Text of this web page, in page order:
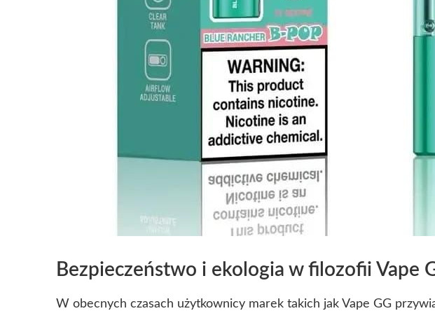
Bezpieczeństwo i ekologia w filozofii Vape
W obecnych czasach użytkownicy marek takich jak Vape GG